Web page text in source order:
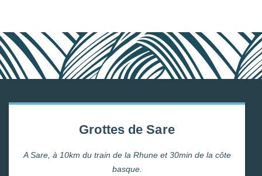
Grottes de Sare
A Sare, à 10km du train de la Rhune et 30min de la côte
basque.